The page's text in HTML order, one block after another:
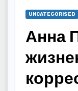
UNCATEGORISED
Анна